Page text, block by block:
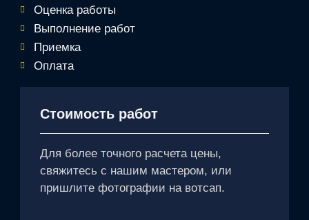
Оценка работы
Выполнение работ
Приемка
Оплата
Стоимость работ
Для более точного расчета цены,
свяжитесь с нашим мастером, или
пришлите фотографии на вотсап.